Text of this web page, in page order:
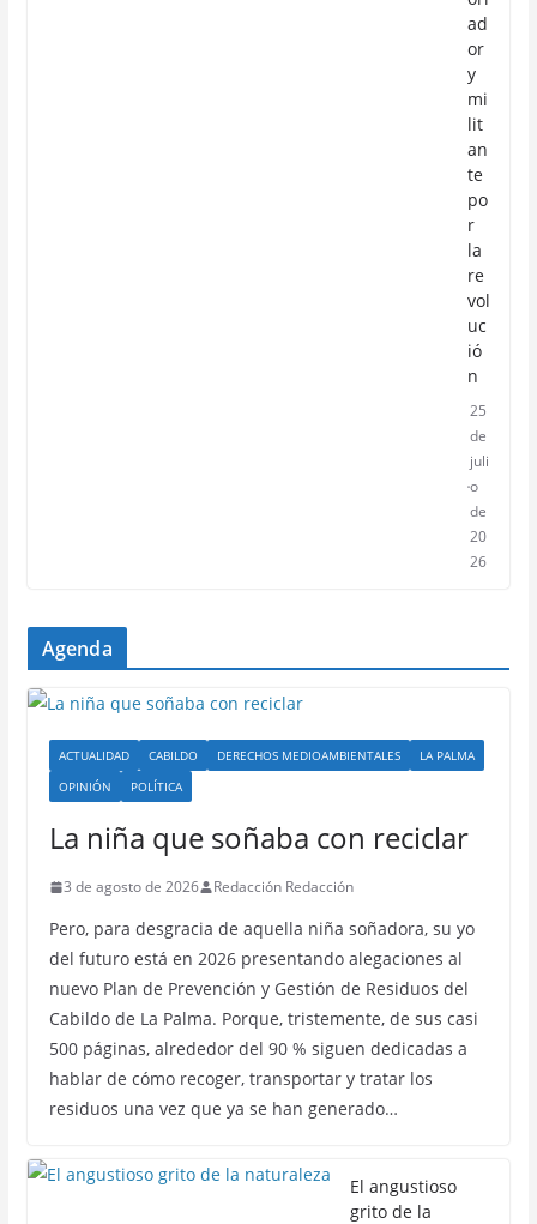
ad
or
y
mi
lit
an
te
po
r
la
re
vol
uc
ió
n
25
de
juli
o
de
20
26
Agenda
ACTUALIDAD CABILDO DERECHOS MEDIOAMBIENTALES
LA PALMA
OPINIÓN
POLÍTICA
La niña que soñaba con reciclar
3 de agosto de 2026 Redacción Redacción
Pero, para desgracia de aquella niña soñadora, su yo
del futuro está en 2026 presentando alegaciones al
nuevo Plan de Prevención y Gestión de Residuos del
Cabildo de La Palma. Porque, tristemente, de sus casi
500 páginas, alrededor del 90 % siguen dedicadas a
hablar de cómo recoger, transportar y tratar los
residuos una vez que ya se han generado…
El angustioso
grito de la